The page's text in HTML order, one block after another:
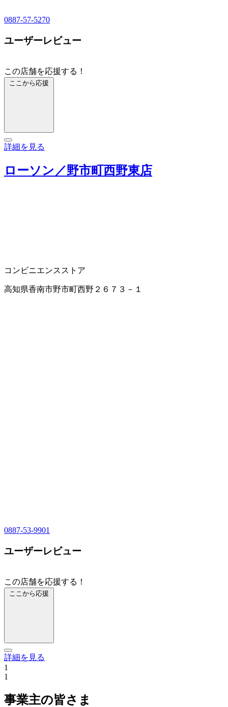
0887-57-5270
ユーザーレビュー
この店舗を応援する！
ここから応援
詳細を見る
ローソン／野市町西野東店
コンビニエンスストア
高知県香南市野市町西野２６７３－１
0887-53-9901
ユーザーレビュー
この店舗を応援する！
ここから応援
詳細を見る
1
1
事業主の皆さま